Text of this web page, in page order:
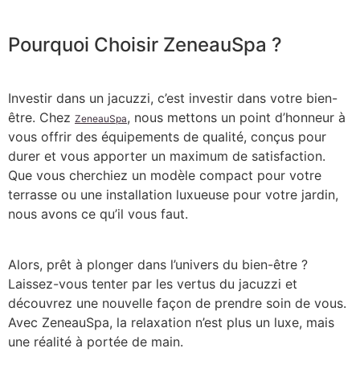
Pourquoi Choisir ZeneauSpa ?
Investir dans un jacuzzi, c’est investir dans votre bien-
être. Chez ZeneauSpa, nous mettons un point d’honneur à
vous offrir des équipements de qualité, conçus pour
durer et vous apporter un maximum de satisfaction.
Que vous cherchiez un modèle compact pour votre
terrasse ou une installation luxueuse pour votre jardin,
nous avons ce qu’il vous faut.
Alors, prêt à plonger dans l’univers du bien-être ?
Laissez-vous tenter par les vertus du jacuzzi et
découvrez une nouvelle façon de prendre soin de vous.
Avec ZeneauSpa, la relaxation n’est plus un luxe, mais
une réalité à portée de main.